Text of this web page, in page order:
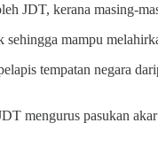
JDT, kerana masing-
mampu
tempatan negara
mengurus pasukan